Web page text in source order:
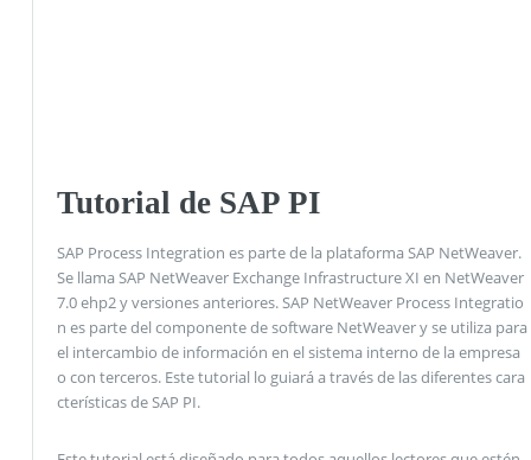
Tutorial de SAP PI
SAP Process Integration es parte de la plataforma SAP NetWeaver.
Se llama SAP NetWeaver Exchange Infrastructure XI en NetWeaver
7.0 ehp2 y versiones anteriores. SAP NetWeaver Process Integratio
n es parte del componente de software NetWeaver y se utiliza para
el intercambio de información en el sistema interno de la empresa
o con terceros. Este tutorial lo guiará a través de las diferentes cara
cterísticas de SAP PI.